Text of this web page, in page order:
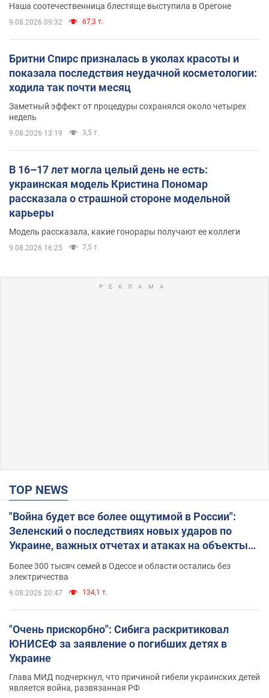
Наша соотечественница блестяще выступила в Орегоне
9.08.2026 09:32 67,3 т.
Бритни Спирс призналась в уколах красоты и
показала последствия неудачной косметологии:
ходила так почти месяц
Заметный эффект от процедуры сохранялся около четырех
недель
9.08.2026 13:19 3,5 т.
В 16–17 лет могла целый день не есть:
украинская модель Кристина Пономар
рассказала о страшной стороне модельной
карьеры
Модель рассказала, какие гонорары получают ее коллеги
9.08.2026 16:25 7,5 т.
TOP NEWS
"Война будет все более ощутимой в России":
Зеленский о последствиях новых ударов по
Украине, важных отчетах и атаках на объекты
противника. Видео
Более 300 тысяч семей в Одессе и области остались без
электричества
9.08.2026 20:47 134,1 т.
"Очень прискорбно": Сибига раскритиковал
ЮНИСЕФ за заявление о погибших детях в
Украине
Глава МИД подчеркнул, что причиной гибели украинских детей
является война, развязанная РФ